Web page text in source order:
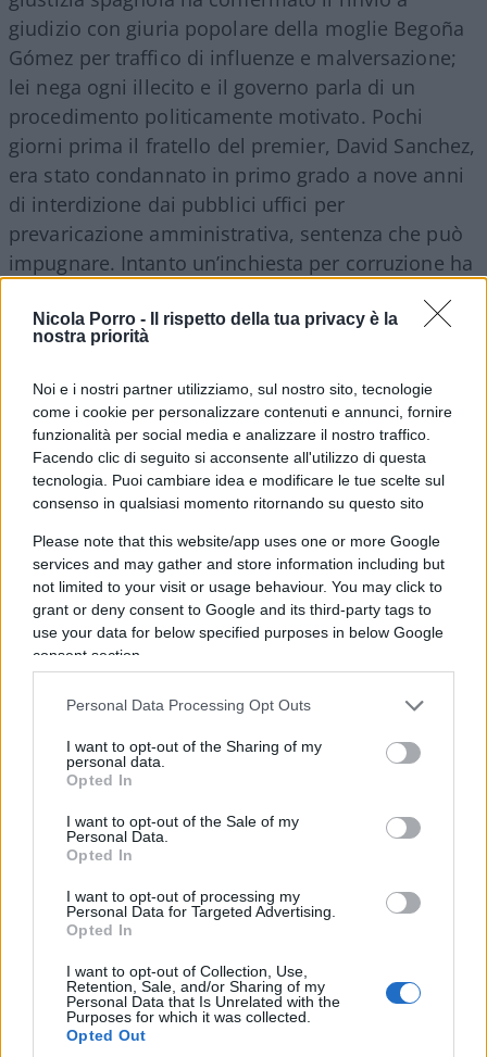
Nicola Porro -
Il rispetto della tua privacy è la
nostra priorità
Noi e i nostri partner utilizziamo, sul nostro sito, tecnologie
come i cookie per personalizzare contenuti e annunci, fornire
funzionalità per social media e analizzare il nostro traffico.
Facendo clic di seguito si acconsente all'utilizzo di questa
tecnologia. Puoi cambiare idea e modificare le tue scelte sul
consenso in qualsiasi momento ritornando su questo sito
Please note that this website/app uses one or more Google
services and may gather and store information including but
not limited to your visit or usage behaviour. You may click to
grant or deny consent to Google and its third-party tags to
use your data for below specified purposes in below Google
consent section.
Personal Data Processing Opt Outs
I want to opt-out of the Sharing of my
personal data.
Opted In
I want to opt-out of the Sale of my
Personal Data.
Opted In
I want to opt-out of processing my
Personal Data for Targeted Advertising.
Opted In
I want to opt-out of Collection, Use,
Retention, Sale, and/or Sharing of my
Personal Data that Is Unrelated with the
Purposes for which it was collected.
Opted Out
giudizio con giuria popolare della moglie Begoña
Gómez per traffico di influenze e malversazione;
lei nega ogni illecito e il governo parla di un
procedimento politicamente motivato. Pochi
giorni prima il fratello del premier, David Sanchez,
era stato condannato in primo grado a nove anni
di interdizione dai pubblici uffici per
prevaricazione amministrativa, sentenza che può
impugnare. Intanto un’inchiesta per corruzione ha
dell’entourage socialista, pur senza chiamare in
causa personalmente il premier. Forse, prima di
dichiarare guerra diplomatica all’Italia, ci sarebbe
abbastanza materiale di cui occuparsi a Madrid.
Ma il punto politico resta un altro. Meloni e
Sanchezincarnano ormai due strade. La prima
dice che l’immigrazione irregolare si combatte
prima che diventi ingestibile, rafforzando le
frontiere e creando deterrenza. La seconda
continua a vedere con sospetto proprio quella
deterrenza, salvo poi scoprire che quando decine
di migliaia di persone si presentano
contemporaneamente alla frontiera servono
barriere, poliziotti, guardie civili e rimpatri. È qui
Ceuta diventa molto più di Ceuta
. Per anni
la sinistra europea ha accusato i governi
conservatori di costruire muri, evocare emergenze
e alimentare paure. Poi arriva l’emergenza vera e
improvvisamente tutti scoprono l’utilità dei
confini.